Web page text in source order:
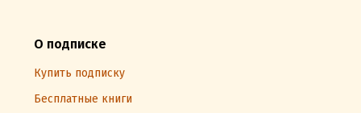
О подписке
Купить подписку
Бесплатные книги